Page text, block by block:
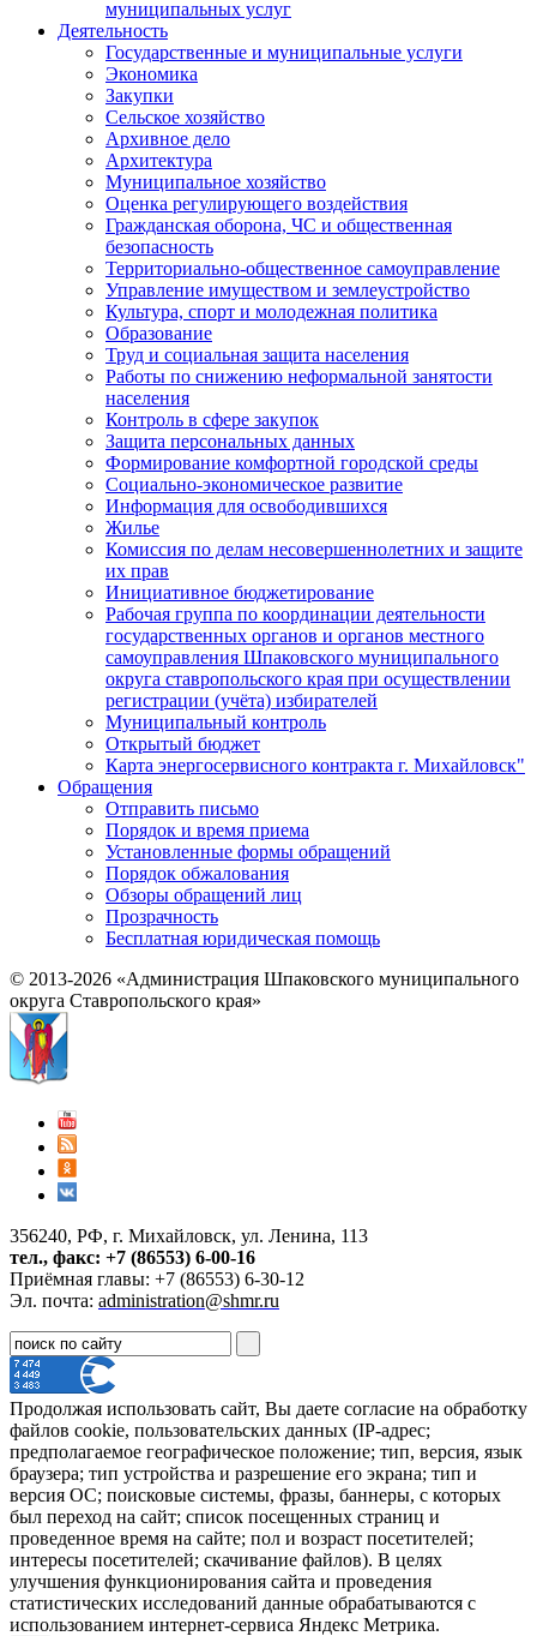
муниципальных услуг
Деятельность
Государственные и муниципальные услуги
Экономика
Закупки
Сельское хозяйство
Архивное дело
Архитектура
Муниципальное хозяйство
Оценка регулирующего воздействия
Гражданская оборона, ЧС и общественная
безопасность
Территориально-общественное самоуправление
Управление имуществом и землеустройство
Культура, спорт и молодежная политика
Образование
Труд и социальная защита населения
Работы по снижению неформальной занятости
населения
Контроль в сфере закупок
Защита персональных данных
Формирование комфортной городской среды
Социально-экономическое развитие
Информация для освободившихся
Жилье
Комиссия по делам несовершеннолетних и защите
их прав
Инициативное бюджетирование
Рабочая группа по координации деятельности
государственных органов и органов местного
самоуправления Шпаковского муниципального
округа ставропольского края при осуществлении
регистрации (учёта) избирателей
Муниципальный контроль
Открытый бюджет
Карта энергосервисного контракта г. Михайловск"
Обращения
Отправить письмо
Порядок и время приема
Установленные формы обращений
Порядок обжалования
Обзоры обращений лиц
Прозрачность
Бесплатная юридическая помощь
© 2013-2026 «Администрация Шпаковского муниципального
округа Ставропольского края»
356240, РФ, г. Михайловск, ул. Ленина, 113
тел., факс: +7 (86553) 6-00-16
Приёмная главы: +7 (86553) 6-30-12
Эл. почта: administration@shmr.ru
Продолжая использовать сайт, Вы даете согласие на обработку
файлов cookie, пользовательских данных (IP-адрес;
предполагаемое географическое положение; тип, версия, язык
браузера; тип устройства и разрешение его экрана; тип и
версия ОС; поисковые системы, фразы, баннеры, с которых
был переход на сайт; список посещенных страниц и
проведенное время на сайте; пол и возраст посетителей;
интересы посетителей; скачивание файлов). В целях
улучшения функционирования сайта и проведения
статистических исследований данные обрабатываются с
использованием интернет-сервиса Яндекс Метрика.